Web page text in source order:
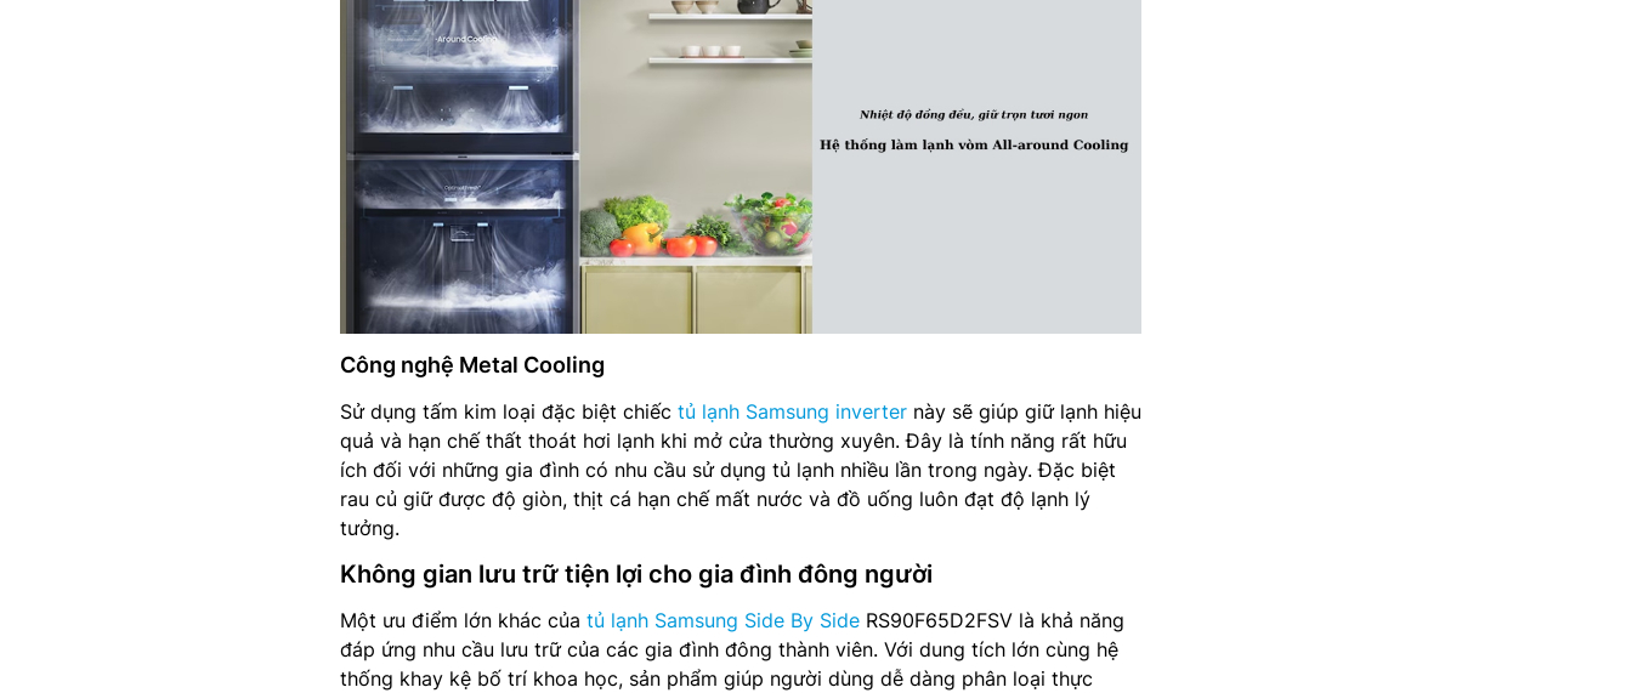
Công nghệ Metal Cooling
Sử dụng tấm kim loại đặc biệt chiếc tủ lạnh Samsung inverter này sẽ giúp giữ lạnh hiệu
quả và hạn chế thất thoát hơi lạnh khi mở cửa thường xuyên. Đây là tính năng rất hữu
ích đối với những gia đình có nhu cầu sử dụng tủ lạnh nhiều lần trong ngày. Đặc biệt
rau củ giữ được độ giòn, thịt cá hạn chế mất nước và đồ uống luôn đạt độ lạnh lý
tưởng.
Không gian lưu trữ tiện lợi cho gia đình đông người
Một ưu điểm lớn khác của tủ lạnh Samsung Side By Side RS90F65D2FSV là khả năng
đáp ứng nhu cầu lưu trữ của các gia đình đông thành viên. Với dung tích lớn cùng hệ
thống khay kệ bố trí khoa học, sản phẩm giúp người dùng dễ dàng phân loại thực